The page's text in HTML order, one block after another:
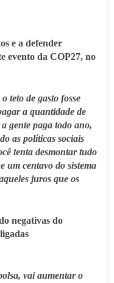
e a defender
evento da COP27, no
teto de gasto fosse
a quantidade de
gente paga todo ano,
as políticas sociais
tenta desmontar tudo
um centavo do sistema
juros que os
negativas do
vai aumentar o